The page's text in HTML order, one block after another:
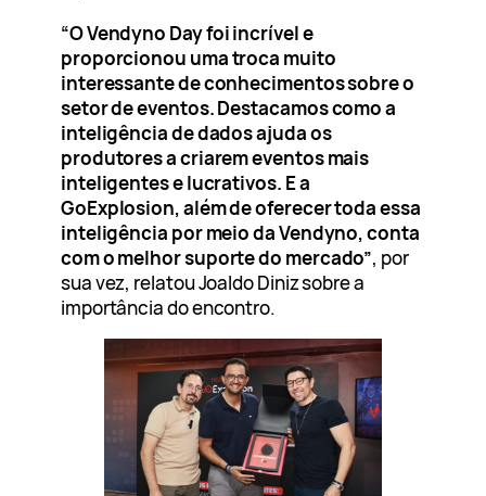
“O Vendyno Day foi incrível e
proporcionou uma troca muito
interessante de conhecimentos sobre o
setor de eventos. Destacamos como a
inteligência de dados ajuda os
produtores a criarem eventos mais
inteligentes e lucrativos. E a
GoExplosion, além de oferecer toda essa
inteligência por meio da Vendyno, conta
com o melhor suporte do mercado”, por
sua vez, relatou Joaldo Diniz sobre a
importância do encontro.